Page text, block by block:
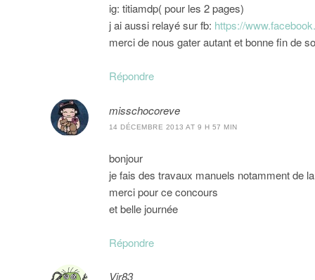
ig: titiamdp( pour les 2 pages)
j ai aussi relayé sur fb: https://
merci de nous gater autant et bonne fin de
Répondre
misschocoreve
14 DÉCEMBRE 2013 AT 9 H 57 MIN
bonjour
je fais des travaux manuels notamment de
merci pour ce concours
et belle journée
Répondre
Vir83